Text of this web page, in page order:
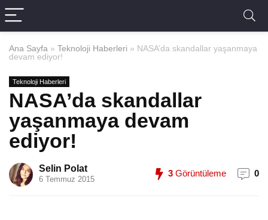
Ana Sayfa » Teknoloji Haberleri » NASA’da skandallar yaşanmaya
devam ediyor!
Teknoloji Haberleri
NASA’da skandallar
yaşanmaya devam
ediyor!
Selin Polat
6 Temmuz 2015
3 Görüntüleme 0